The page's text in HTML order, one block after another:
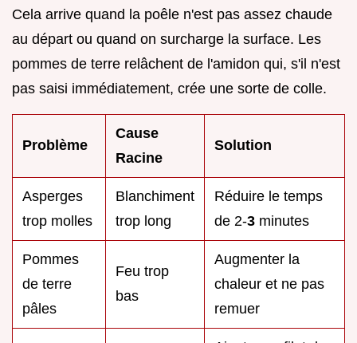
Cela arrive quand la poêle n'est pas assez chaude
au départ ou quand on surcharge la surface. Les
pommes de terre relâchent de l'amidon qui, s'il n'est
pas saisi immédiatement, crée une sorte de colle.
Problème
Cause
Racine
Solution
Asperges
trop molles
Blanchiment
trop long
Réduire le temps
de 2-3 minutes
Pommes
de terre
pâles
Feu trop
bas
Augmenter la
chaleur et ne pas
remuer